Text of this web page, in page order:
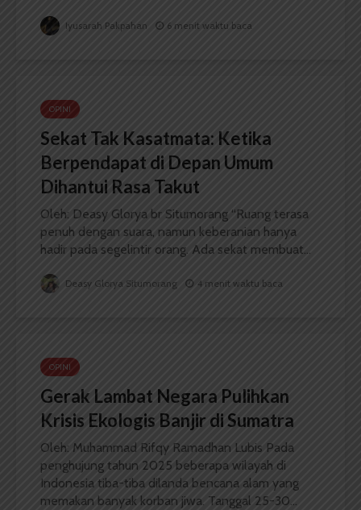
Iyusarah Pakpahan 6 menit waktu baca
OPINI
Sekat Tak Kasatmata: Ketika
Berpendapat di Depan Umum
Dihantui Rasa Takut
Oleh: Deasy Glorya br Situmorang “Ruang terasa
penuh dengan suara, namun keberanian hanya
hadir pada segelintir orang. Ada sekat membuat...
Deasy Glorya Situmorang 4 menit waktu baca
OPINI
Gerak Lambat Negara Pulihkan
Krisis Ekologis Banjir di Sumatra
Oleh: Muhammad Rifqy Ramadhan Lubis Pada
penghujung tahun 2025 beberapa wilayah di
Indonesia tiba-tiba dilanda bencana alam yang
memakan banyak korban jiwa. Tanggal 25-30...